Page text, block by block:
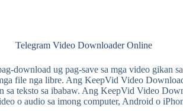
Telegram Video Downloader Online
download ug pag-save sa mga video gikan
file nga libre. Ang KeepVid Video
teksto sa ibabaw. Ang KeepVid Video
o audio sa imong computer, Android o